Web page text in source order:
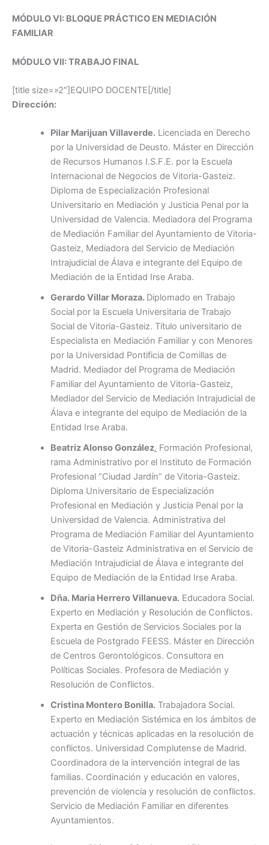
MÓDULO VI: BLOQUE PRÁCTICO EN MEDIACIÓN
FAMILIAR
MÓDULO VII: TRABAJO FINAL
[title size=»2″]EQUIPO DOCENTE[/title]
Dirección:
Pilar Marijuan Villaverde.Licenciada en Derecho
por la Universidad de Deusto. Máster en Dirección
de Recursos Humanos I.S.F.E. por la Escuela
Internacional de Negocios de Vitoria-Gasteiz.
Diploma de Especialización Profesional
Universitario en Mediación y Justicia Penal por la
Universidad de Valencia. Mediadora del Programa
de Mediación Familiar del Ayuntamiento de Vitoria-
Gasteiz, Mediadora del Servicio de Mediación
Intrajudicial de Álava e integrante del Equipo de
Mediación de la Entidad Irse Araba.
Gerardo Villar Moraza. Diplomado en Trabajo
Social por la Escuela Universitaria de Trabajo
Social de Vitoria-Gasteiz. Título universitario de
Especialista en Mediación Familiar y con Menores
por la Universidad Pontificia de Comillas de
Madrid. Mediador del Programa de Mediación
Familiar del Ayuntamiento de Vitoria-Gasteiz,
Mediador del Servicio de Mediación Intrajudicial de
Álava e integrante del equipo de Mediación de la
Entidad Irse Araba.
Beatriz Alonso González. Formación Profesional,
rama Administrativo por el Instituto de Formación
Profesional “Ciudad Jardín” de Vitoria-Gasteiz.
Diploma Universitario de Especialización
Profesional en Mediación y Justicia Penal por la
Universidad de Valencia. Administrativa del
Programa de Mediación Familiar del Ayuntamiento
de Vitoria-Gasteiz Administrativa en el Servicio de
Mediación Intrajudicial de Álava e integrante del
Equipo de Mediación de la Entidad Irse Araba.
Dña. Maria Herrero Villanueva.Educadora Social.
Experto en Mediación y Resolución de Conflictos.
Experta en Gestión de Servicios Sociales por la
Escuela de Postgrado FEESS. Máster en Dirección
de Centros Gerontológicos. Consultora en
Políticas Sociales. Profesora de Mediación y
Resolución de Conflictos.
Cristina Montero Bonilla.Trabajadora Social.
Experto en Mediación Sistémica en los ámbitos de
actuación y técnicas aplicadas en la resolución de
conflictos. Universidad Complutense de Madrid.
Coordinadora de la intervención integral de las
familias. Coordinación y educación en valores,
prevención de violencia y resolución de conflictos.
Servicio de Mediación Familiar en diferentes
Ayuntamientos.